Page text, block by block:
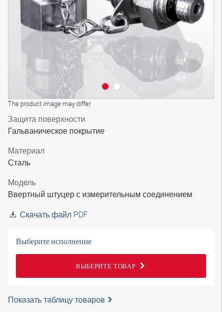
The product image may differ
Защита поверхности
Гальваническое покрытие
Материал
Сталь
Модель
Ввертный штуцер с измерительным соединением
Скачать файл PDF
Выберите исполнение
ВЫБЕРИТЕ ТОВАР
Показать таблицу товаров